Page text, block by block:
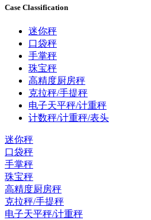
Case Classification
迷你秤
口袋秤
手掌秤
珠宝秤
高精度厨房秤
克拉秤/手提秤
电子天平秤/计重秤
计数秤/计重秤/表头
迷你秤
口袋秤
手掌秤
珠宝秤
高精度厨房秤
克拉秤/手提秤
电子天平秤/计重秤